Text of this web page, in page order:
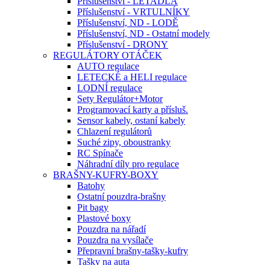
Příslušenství - VRTULNÍKY
Příslušenství, ND - LODĚ
Příslušenství, ND - Ostatní modely
Příslušenství - DRONY
REGULÁTORY OTÁČEK
AUTO regulace
LETECKÉ a HELI regulace
LODNÍ regulace
Sety Regulátor+Motor
Programovací karty a přísluš.
Sensor kabely, ostaní kabely
Chlazení regulátorů
Suché zipy, oboustranky
RC Spínače
Náhradní díly pro regulace
BRAŠNY-KUFRY-BOXY
Batohy
Ostatní pouzdra-brašny
Pit bagy
Plastové boxy
Pouzdra na nářadí
Pouzdra na vysílače
Přepravní brašny-tašky-kufry
Tašky na auta